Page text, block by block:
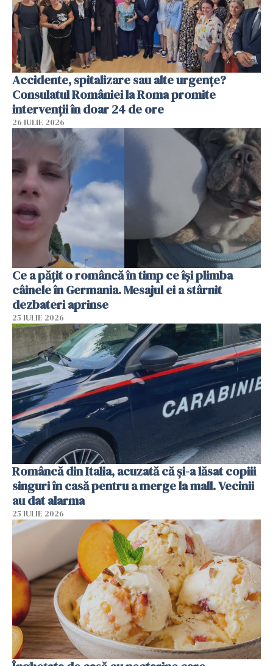
Accidente, spitalizare sau alte urgențe?
Consulatul României la Roma promite
intervenții în doar 24 de ore
26 IULIE 2026
Ce a pățit o româncă în timp ce își plimba
câinele în Germania. Mesajul ei a stârnit
dezbateri aprinse
25 IULIE 2026
Româncă din Italia, acuzată că și-a lăsat copiii
singuri în casă pentru a merge la mall. Vecinii
au dat alarma
25 IULIE 2026